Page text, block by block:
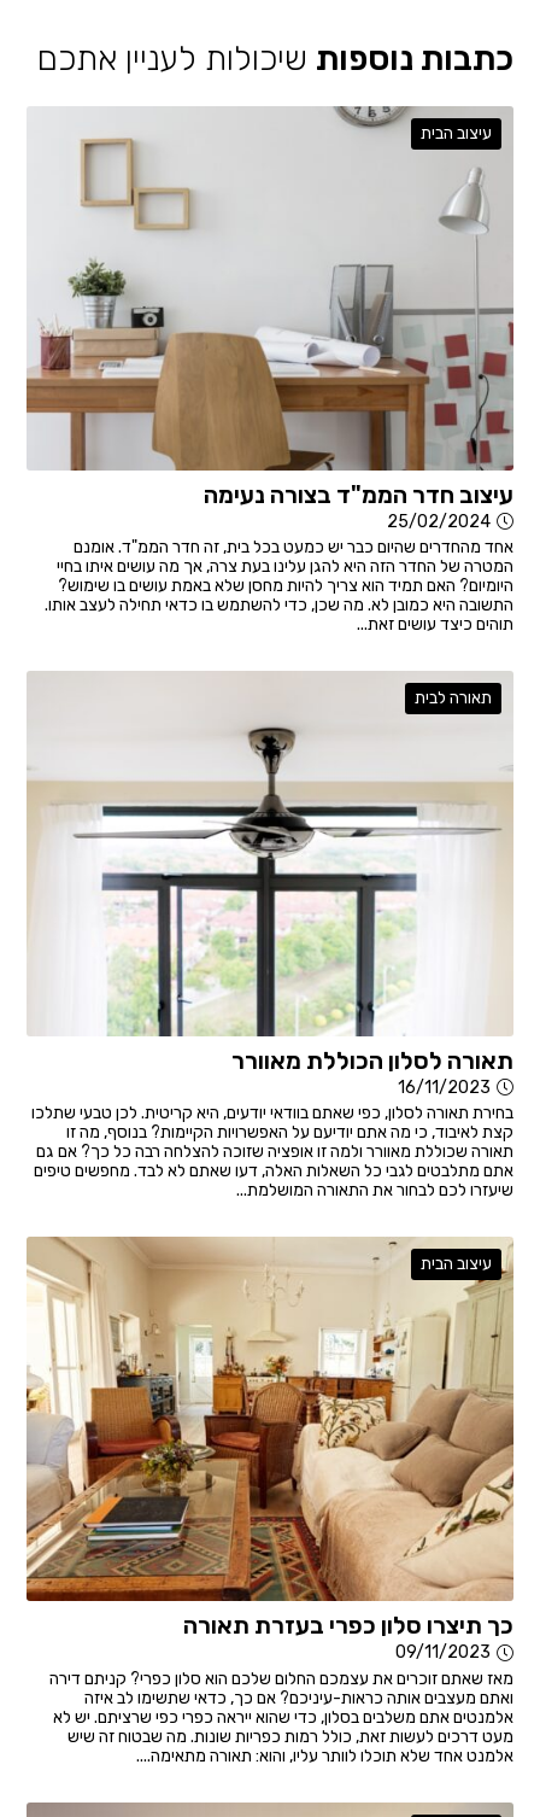
כתבות נוספות שיכולות לעניין אתכם
עיצוב הבית
עיצוב חדר הממ"ד בצורה נעימה
25/02/2024
אחד מהחדרים שהיום כבר יש כמעט בכל בית, זה חדר הממ"ד. אומנם
המטרה של החדר הזה היא להגן עלינו בעת צרה, אך מה עושים איתו בחיי
היומיום? האם תמיד הוא צריך להיות מחסן שלא באמת עושים בו שימוש?
התשובה היא כמובן לא. מה שכן, כדי להשתמש בו כדאי תחילה לעצב אותו.
תוהים כיצד עושים זאת...
תאורה לבית
תאורה לסלון הכוללת מאוורר
16/11/2023
בחירת תאורה לסלון, כפי שאתם בוודאי יודעים, היא קריטית. לכן טבעי שתלכו
קצת לאיבוד, כי מה אתם יודיעם על האפשרויות הקיימות? בנוסף, מה זו
תאורה שכוללת מאוורר ולמה זו אופציה שזוכה להצלחה רבה כל כך? אם גם
אתם מתלבטים לגבי כל השאלות האלה, דעו שאתם לא לבד. מחפשים טיפים
שיעזרו לכם לבחור את התאורה המושלמת...
עיצוב הבית
כך תיצרו סלון כפרי בעזרת תאורה
09/11/2023
מאז שאתם זוכרים את עצמכם החלום שלכם הוא סלון כפרי? קניתם דירה
ואתם מעצבים אותה כראות-עיניכם? אם כך, כדאי שתשימו לב איזה
אלמנטים אתם משלבים בסלון, כדי שהוא ייראה כפרי כפי שרציתם. יש לא
מעט דרכים לעשות זאת, כולל רמות כפריות שונות. מה שבטוח זה שיש
אלמנט אחד שלא תוכלו לוותר עליו, והוא: תאורה מתאימה....